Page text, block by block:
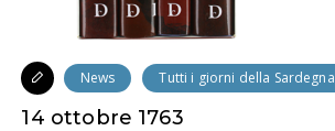
News Tutti i giorni della Sardegna
14 ottobre 1763